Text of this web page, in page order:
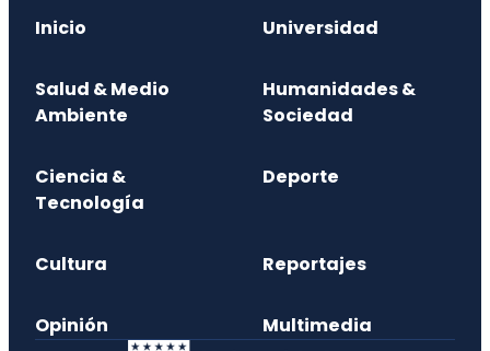
Inicio Universidad
Salud & Medio
Ambiente
Humanidades &
Sociedad
Ciencia &
Tecnología
Deporte
Cultura Reportajes
Opinión Multimedia